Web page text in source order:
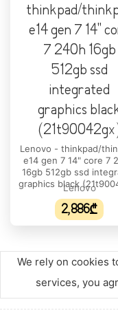
ᲞᲠᲝᲪᲔᲡᲝᲠᲘ
ბირთვების
პროცესორის
პროცესორის/
Intel Core i7
პროცესორის
13620H
პროცესორის
16
პროცესორის
4.9 GHz
ქეშ-მეხსიერება:
24 MB
Lenovo - thinkpad/
e14 gen 7 14" core 7
16gb 512gb ssd
graphics blackLenovo
2,886₾
We rely on cookies
services, you